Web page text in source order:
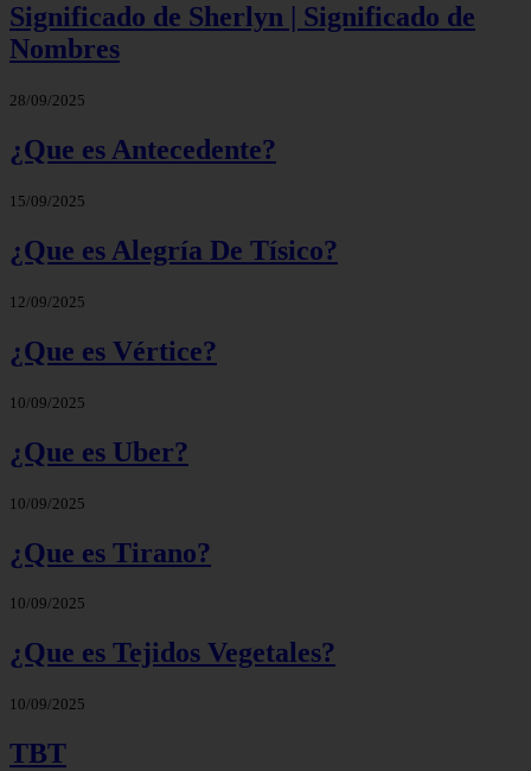
Significado de Sherlyn | Significado de
Nombres
28/09/2025
¿Que es Antecedente?
15/09/2025
¿Que es Alegría De Tísico?
12/09/2025
¿Que es Vértice?
10/09/2025
¿Que es Uber?
10/09/2025
¿Que es Tirano?
10/09/2025
¿Que es Tejidos Vegetales?
10/09/2025
TBT